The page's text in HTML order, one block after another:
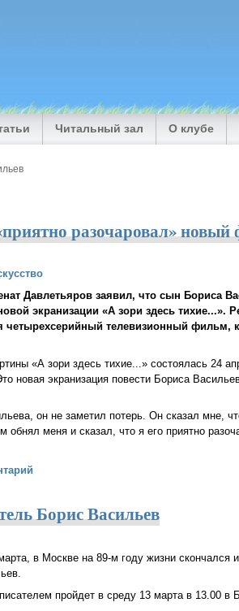
Читальный зал О клубе
разочаровал» новый
Давлетьяров заявил, что сын Бориса
экранизации «А зори здесь тихие...».
четырехсерийный телевизионный фильм,
«А зори здесь тихие...» состоялась 24
новая экранизация повести Бориса
он не заметил потерь. Он сказал мне,
меня и сказал, что я его приятно
«приятно разочаровал» новый фильм «А
Борис Васильев
в Москве на89-м году жизни скончался
пройдет в среду 13 марта в 13.00 в